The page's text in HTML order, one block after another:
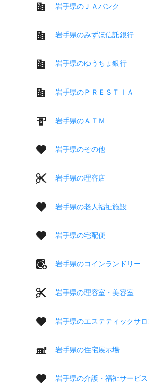
岩手県のＪＡバンク
岩手県のみずほ信託銀行
岩手県のゆうちょ銀行
岩手県のＰＲＥＳＴＩＡ
岩手県のＡＴＭ
岩手県のその他
岩手県の理容店
岩手県の老人福祉施設
岩手県の宅配便
岩手県のコインランドリー
岩手県の理容室・美容室
岩手県のエステティックサ
岩手県の住宅展示場
岩手県の介護・福祉サービス